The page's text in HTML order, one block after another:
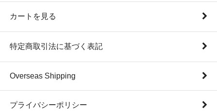
カートを見る
特定商取引法に基づく表記
Overseas Shipping
プライバシーポリシー